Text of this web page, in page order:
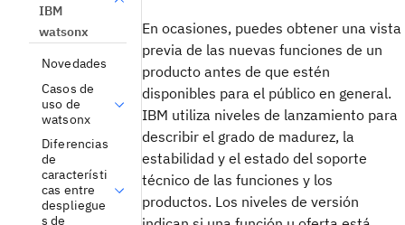
IBM
watsonx
Novedades
Casos de
uso de
watsonx
Diferencias
de
característi
cas entre
despliegue
s de
En ocasiones, puedes obtener una vista
previa de las nuevas funciones de un
producto antes de que estén
disponibles para el público en general.
IBM utiliza niveles de lanzamiento para
describir el grado de madurez, la
estabilidad y el estado del soporte
técnico de las funciones y los
productos. Los niveles de versión